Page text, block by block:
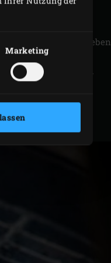
Marketing
in eine Schüssel geben
auf einem Teller
geben. Die Eier